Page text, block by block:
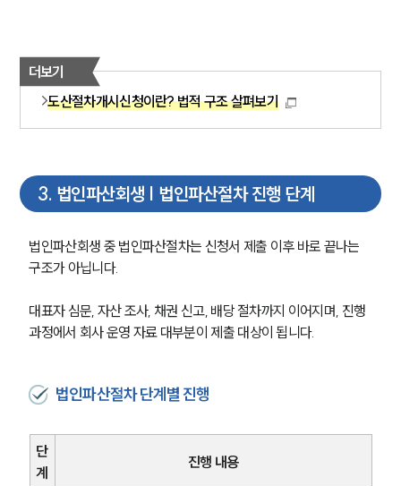
더보기
도산절차개시신청이란? 법적 구조 살펴보기
3. 법인파산회생 | 법인파산절차 진행 단계
법인파산회생 중 법인파산절차는 신청서 제출 이후 바로 끝나는
구조가 아닙니다.
대표자 심문, 자산 조사, 채권 신고, 배당 절차까지 이어지며, 진행
과정에서 회사 운영 자료 대부분이 제출 대상이 됩니다.
법인파산절차 단계별 진행
단
계
진행 내용